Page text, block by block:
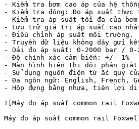
- Kiểm tra bơm cao áp của hệ
- Kiểm tra động: Đo áp suất thực
- Kiểm tra áp suất tối đa của
- Lưu trữ giá trị áp suất cao nhất
- Điều chỉnh áp suất môi trường.
- Truyền dữ liệu không dây gửi
- Dải đo áp suất: 0-2000 bar / 0-
- Độ chính xác cảm biến: +/- 1%
- Màn hình hiển thị đội phân giảt
- Sử dụng nguồn điện từ ắc quy
- Đa ngôn ngữ: English, French,
- Hộp đựng bằng nhựa, tiện lợi
![Máy đo áp suất common rail
Máy đo áp suất common rail